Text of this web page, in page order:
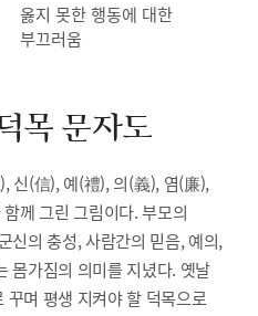
옳지 못한 행동에 대한
부끄러움
목 문자도
신(信), 예(禮), 의(義), 염(廉),
께 그린 그림이다. 부모의
신의 충성, 사람간의 믿음, 예의,
몸가짐의 의미를 지녔다. 옛날
며 평생 지켜야 할 덕목으로